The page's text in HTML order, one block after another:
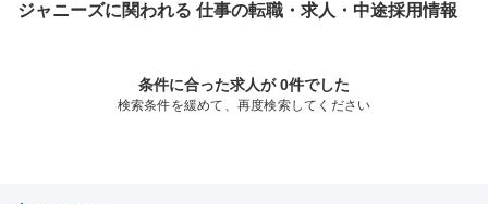
ジャニーズに関われる 仕事の転職・求人・中途採用情報
条件に合った求人が 0件でした
検索条件を緩めて、再度検索してください